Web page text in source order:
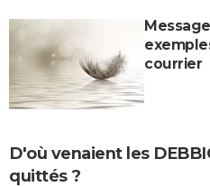
courrier
D'où venaient les
quittés ?